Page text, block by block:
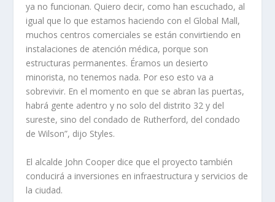
ya no funcionan. Quiero decir, como han escuchado, al
igual que lo que estamos haciendo con el Global Mall,
muchos centros comerciales se están convirtiendo en
instalaciones de atención médica, porque son
estructuras permanentes. Éramos un desierto
minorista, no tenemos nada. Por eso esto va a
sobrevivir. En el momento en que se abran las puertas,
habrá gente adentro y no solo del distrito 32 y del
sureste, sino del condado de Rutherford, del condado
de Wilson”, dijo Styles.
El alcalde John Cooper dice que el proyecto también
conducirá a inversiones en infraestructura y servicios de
la ciudad.